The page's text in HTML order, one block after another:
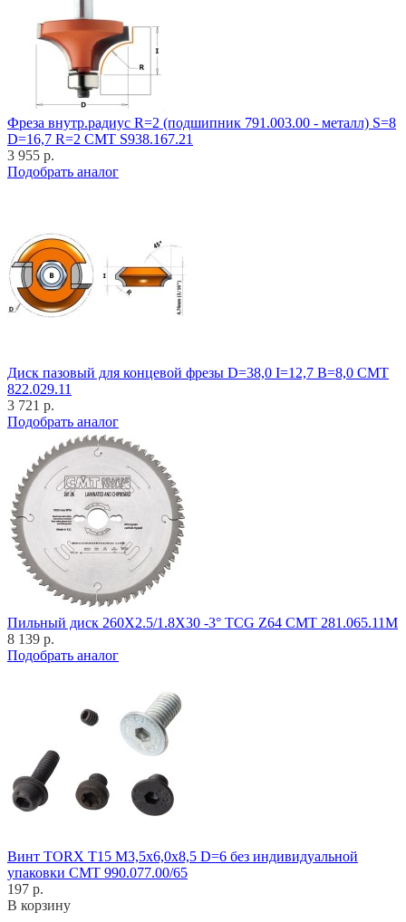
Фреза внутр.радиус R=2 (подшипник 791.003.00 - металл) S=8
D=16,7 R=2 CMT S938.167.21
3 955 р.
Подобрать аналог
Диск пазовый для концевой фрезы D=38,0 I=12,7 B=8,0 CMT
822.029.11
3 721 р.
Подобрать аналог
Пильный диск 260X2.5/1.8X30 -3° TCG Z64 CMT 281.065.11M
8 139 р.
Подобрать аналог
Винт TORX T15 M3,5x6,0x8,5 D=6 без индивидуальной
упаковки CMT 990.077.00/65
197 р.
В корзину